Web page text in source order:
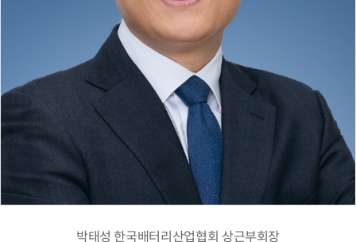
박태성 한국배터리산업협회 상근부회장